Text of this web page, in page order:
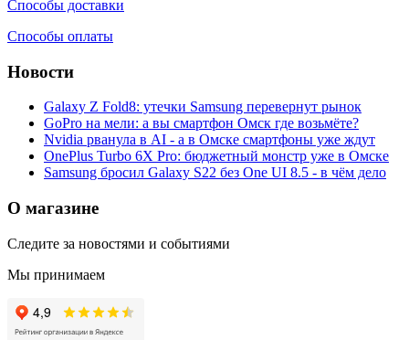
Способы доставки
Способы оплаты
Новости
Galaxy Z Fold8: утечки Samsung перевернут рынок
GoPro на мели: а вы смартфон Омск где возьмёте?
Nvidia рванула в AI - а в Омске смартфоны уже ждут
OnePlus Turbo 6X Pro: бюджетный монстр уже в Омске
Samsung бросил Galaxy S22 без One UI 8.5 - в чём дело
О магазине
Следите за новостями и событиями
Мы принимаем